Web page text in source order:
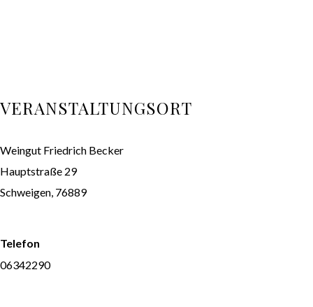
VERANSTALTUNGSORT
Weingut Friedrich Becker
Hauptstraße 29
Schweigen, 76889
Telefon
06342290